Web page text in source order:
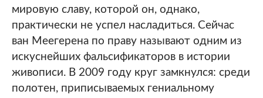
мировую славу, которой он, однако,
практически не успел насладиться. Сейчас
ван Меегерена по праву называют одним из
искуснейших фальсификаторов в истории
живописи. В 2009 году круг замкнулся: среди
полотен, приписываемых гениальному